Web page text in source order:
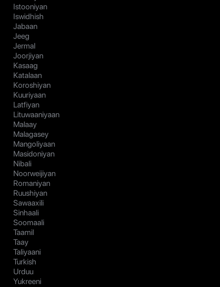
Istooniyan
Iswidhish
Jabaan
Jeeg
Jermal
Joorjiyan
Kasaag
Katalaan
Koroshiyan
Kuuriyaan
Latfiyan
Lituwaaniyaan
Malaay
Malagasey
Mangoliyaan
Masidoniyan
Nibali
Noorweijiyan
Romaniyan
Ruushiyan
Sawaaxili
Sinhaali
Soomaali
Taamil
Taay
Taliyaani
Turkish
Urduu
Yukreeni